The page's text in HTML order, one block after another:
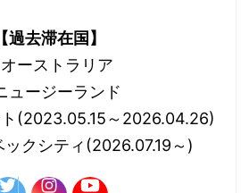
【過去滞在国】
オーストラリア
ュージーランド
ト(2023.05.15～2026.04.26)
ックシティ(2026.07.19～)